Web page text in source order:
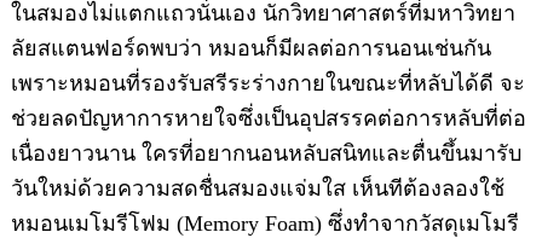
ในสมองไม่แตกแถวนั่นเอง นักวิทยาศาสตร์ที่มหาวิทยา
ลัยสแตนฟอร์ดพบว่า หมอนก็มีผลต่อการนอนเช่นกัน
เพราะหมอนที่รองรับสรีระร่างกายในขณะที่หลับได้ดี จะ
ช่วยลดปัญหาการหายใจซึ่งเป็นอุปสรรคต่อการหลับที่ต่อ
เนื่องยาวนาน ใครที่อยากนอนหลับสนิทและตื่นขึ้นมารับ
วันใหม่ด้วยความสดชื่นสมองแจ่มใส เห็นทีต้องลองใช้
หมอนเมโมรีโฟม (Memory Foam) ซึ่งทำจากวัสดุเมโมรี